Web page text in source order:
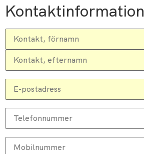
Kontaktinformation